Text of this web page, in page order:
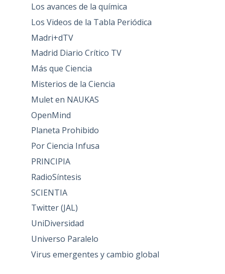
Los avances de la química
Los Videos de la Tabla Periódica
Madri+dTV
Madrid Diario Crítico TV
Más que Ciencia
Misterios de la Ciencia
Mulet en NAUKAS
OpenMind
Planeta Prohibido
Por Ciencia Infusa
PRINCIPIA
RadioSíntesis
SCIENTIA
Twitter (JAL)
UniDiversidad
Universo Paralelo
Virus emergentes y cambio global